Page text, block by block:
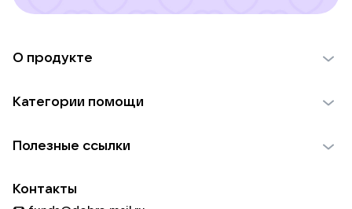
О продукте
Использование материалов
Для НКО
Категории помощи
Пожилым
Полезные ссылки
Контакты